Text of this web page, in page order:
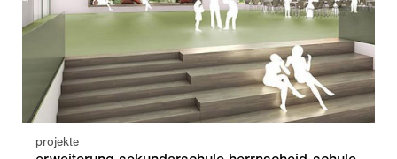
projekte